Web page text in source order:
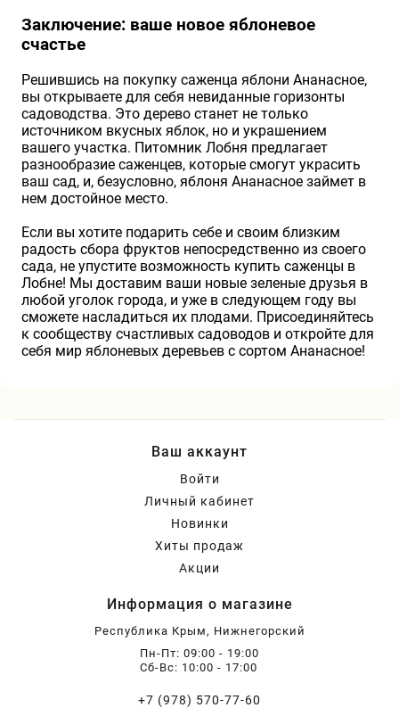
Заключение: ваше новое яблоневое
счастье
Решившись на покупку саженца яблони Ананасное,
вы открываете для себя невиданные горизонты
садоводства. Это дерево станет не только
источником вкусных яблок, но и украшением
вашего участка. Питомник Лобня предлагает
разнообразие саженцев, которые смогут украсить
ваш сад, и, безусловно, яблоня Ананасное займет в
нем достойное место.
Если вы хотите подарить себе и своим близким
радость сбора фруктов непосредственно из своего
сада, не упустите возможность купить саженцы в
Лобне! Мы доставим ваши новые зеленые друзья в
любой уголок города, и уже в следующем году вы
сможете насладиться их плодами. Присоединяйтесь
к сообществу счастливых садоводов и откройте для
себя мир яблоневых деревьев с сортом Ананасное!
Ваш аккаунт
Войти
Личный кабинет
Новинки
Хиты продаж
Акции
Информация о магазине
Республика Крым, Нижнегорский
Пн-Пт: 09:00 - 19:00
Сб-Вс: 10:00 - 17:00
+7 (978) 570-77-60